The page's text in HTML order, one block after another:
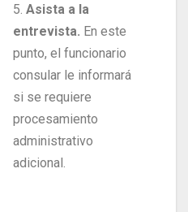
5. Asista a la
entrevista. En este
punto, el funcionario
consular le informará
si se requiere
procesamiento
administrativo
adicional.